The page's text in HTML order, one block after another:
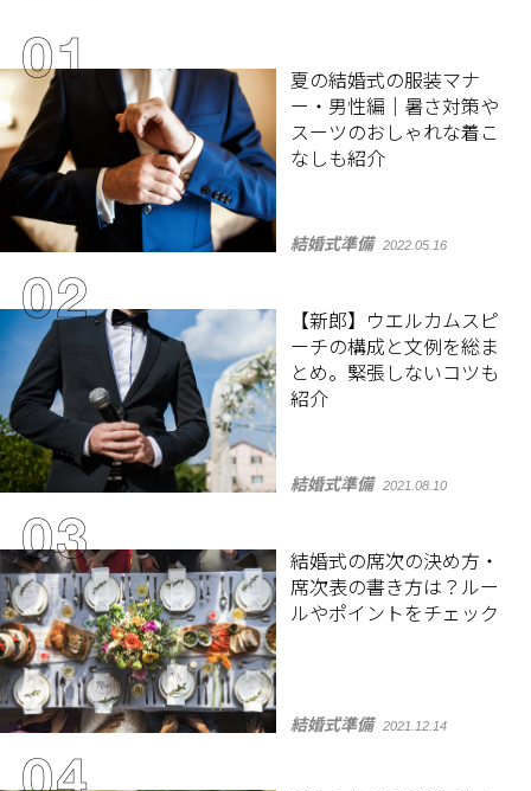
夏の結婚式の服装マナ
ー・男性編｜暑さ対策や
スーツのおしゃれな着こ
なしも紹介
結婚式準備 2022.05.16
【新郎】ウエルカムスピ
ーチの構成と文例を総ま
とめ。緊張しないコツも
紹介
結婚式準備 2021.08.10
結婚式の席次の決め方・
席次表の書き方は？ルー
ルやポイントをチェック
結婚式準備 2021.12.14